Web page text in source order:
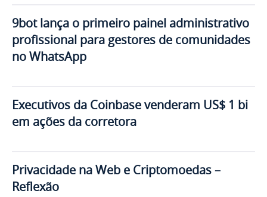
9bot lança o primeiro painel administrativo
profissional para gestores de comunidades
no WhatsApp
Executivos da Coinbase venderam US$ 1 bi
em ações da corretora
Privacidade na Web e Criptomoedas –
Reflexão